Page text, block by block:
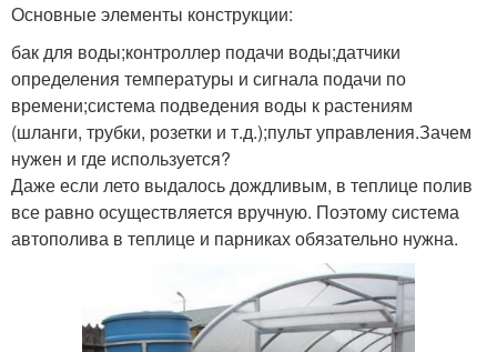
Основные элементы конструкции:
бак для воды;контроллер подачи воды;датчики
определения температуры и сигнала подачи по
времени;система подведения воды к растениям
(шланги, трубки, розетки и т.д.);пульт управления.Зачем
нужен и где используется?
Даже если лето выдалось дождливым, в теплице полив
все равно осуществляется вручную. Поэтому система
автополива в теплице и парниках обязательно нужна.